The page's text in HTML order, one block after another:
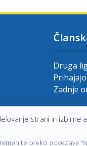
strani in izbirne
preko povezave
Druga
Zadnje